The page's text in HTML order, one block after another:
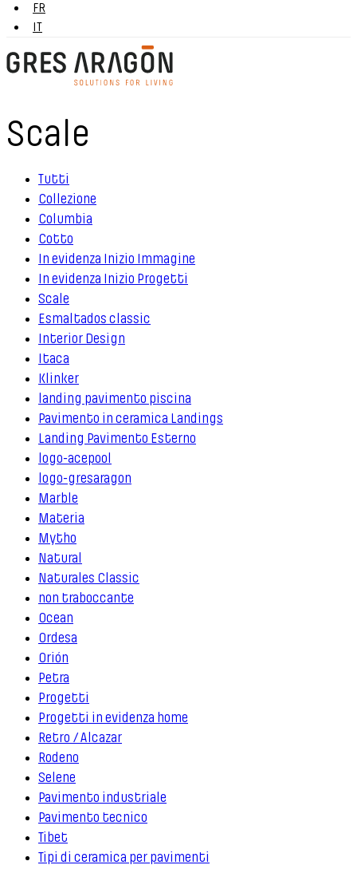
FR
IT
Scale
Tutti
Collezione
Columbia
Cotto
In evidenza Inizio Immagine
In evidenza Inizio Progetti
Scale
Esmaltados classic
Interior Design
Itaca
Klinker
landing pavimento piscina
Pavimento in ceramica Landings
Landing Pavimento Esterno
logo-acepool
logo-gresaragon
Marble
Materia
Mytho
Natural
Naturales Classic
non traboccante
Ocean
Ordesa
Orión
Petra
Progetti
Progetti in evidenza home
Retro / Alcazar
Rodeno
Selene
Pavimento industriale
Pavimento tecnico
Tibet
Tipi di ceramica per pavimenti